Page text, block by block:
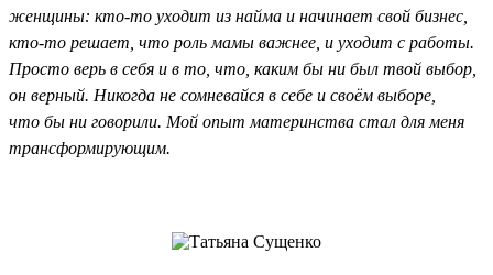
женщины: кто-то уходит из найма и начинает свой бизнес,
кто-то решает, что роль мамы важнее, и уходит с работы.
Просто верь в себя и в то, что, каким бы ни был твой выбор,
он верный. Никогда не сомневайся в себе и своём выборе,
что бы ни говорили. Мой опыт материнства стал для меня
трансформирующим.